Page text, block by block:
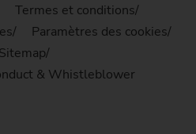
Termes et conditions
Paramètres des cookies
Sitemap
& Whistleblower